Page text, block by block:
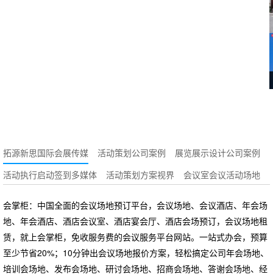
拓源新思国际会展传媒 活动策划公司案例
展览展示设计公司案例
活动执行启动签到多媒体
活动策划方案视界 会议室会议活动场地
会掌柜：中国全面的会议场地预订平台，会议场地、会议酒店、年会场
地、年会酒店、酒店会议室、酒店宴会厅、酒店会场预订，会议场地租
赁，就上会掌柜，免收服务费的会议服务平台网站。一站式办会，预算
至少节省20%；10分钟出会议场地报价方案，轻松搞定公司年会场地、
培训会场地、发布会场地、研讨会场地、招商会场地、答谢会场地、经